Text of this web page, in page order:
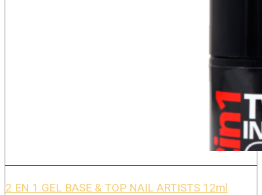
2 EN 1 GEL BASE & TOP NAIL ARTISTS 12ml